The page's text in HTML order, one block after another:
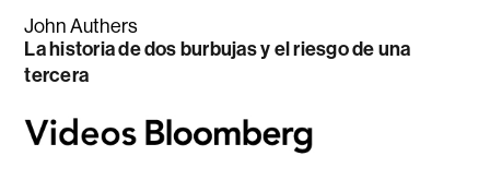
John Authers
La historia de dos burbujas y el riesgo de una
tercera